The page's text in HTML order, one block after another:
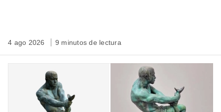
4 ago 2026 9 minutos de lectura